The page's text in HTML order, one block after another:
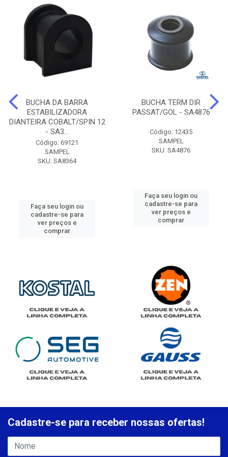
BUCHA DA BARRA
ESTABILIZADORA
DIANTEIRA COBALT/SPIN 12
- SA3...
Código: 69121
SAMPEL
SKU: SA8364
Faça seu login ou
cadastre-se para
ver preços e
comprar
BUCHA TERM DIR
PASSAT/GOL - SA4876
Código: 12435
SAMPEL
SKU: SA4876
Faça seu login ou
cadastre-se para
ver preços e
comprar
Cadastre-se para receber nossas ofertas!